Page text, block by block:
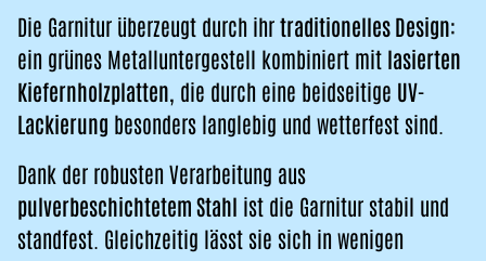
Die Garnitur überzeugt durch ihrtraditionelles Design:
ein grünes Metalluntergestell kombiniert mit lasierten
Kiefernholzplatten , die durch eine beidseitige UV-
Lackierung besonders langlebig und wetterfest sind.
Dank der robusten Verarbeitung aus
pulverbeschichtetem Stahl ist die Garnitur stabil und
standfest. Gleichzeitig lässt sie sich in wenigen